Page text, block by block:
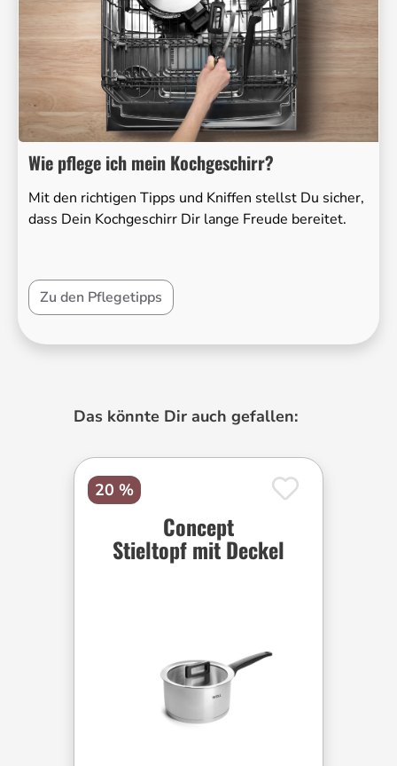
Wie pflege ich mein Kochgeschirr?
Mit den richtigen Tipps und Kniffen stellst Du sicher,
dass Dein Kochgeschirr Dir lange Freude bereitet.
Zu den Pflegetipps
Produktgalerie überspringen
Das könnte Dir auch gefallen:
20 %
Concept
Stieltopf mit Deckel